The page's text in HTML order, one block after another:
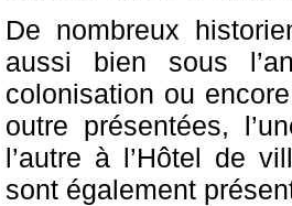
De nombreux
aussi bien sous
colonisation ou
outre présentées,
l’autre à l’Hôtel de
sont également